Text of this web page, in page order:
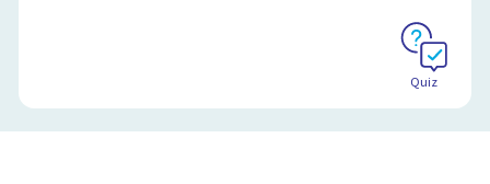
Quiz